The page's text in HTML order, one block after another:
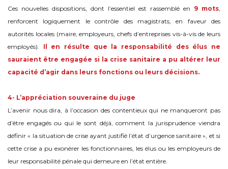
Ces nouvelles dispositions, dont l’essentiel est rassemblé en 9 mots
renforcent logiquement le contrôle des magistrats, en faveur des
autorités locales (maire, employeurs, chefs d’entreprises vis-à-vis de leurs
employés). Il en résulte que la responsabilité des élus ne
sauraient être engagée si la crise sanitaire a pu altérer leur
capacité d’agir dans leurs fonctions ou leurs décisions.
4- L’appréciation souveraine du juge
L’avenir nous dira, à l’occasion des contentieux qui ne manqueront pas
d’être engagés ou qui le sont déjà, comment la jurisprudence viendra
définir « la situation de crise ayant justifié l’état d’urgence sanitaire », et si
cette crise a pu exonérer les fonctionnaires, les élus ou les employeurs de
leur responsabilité pénale qui demeure en l’état entière.